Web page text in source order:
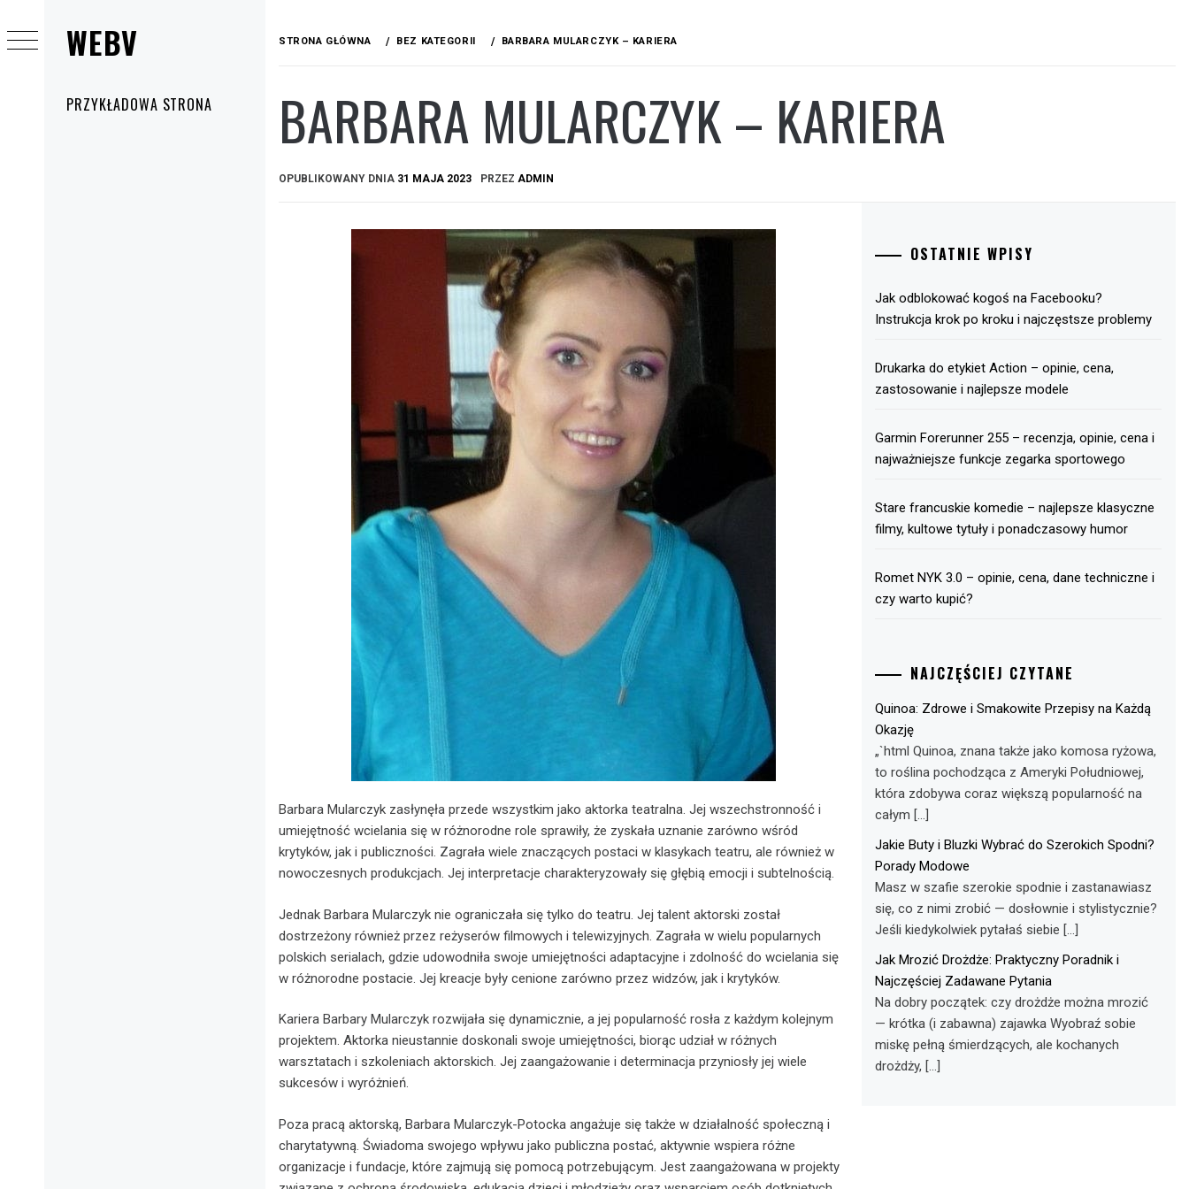
WEBV
głównePRZYKŁADOWA STRONA
do
treści
STRONA GŁÓWNA BEZ KATEGORII BARBARA MULARCZYK – KARIERA
BARBARA MULARCZYK – KARIERA
OPUBLIKOWANY DNIA 31 MAJA 2023 PRZEZ ADMIN
Barbara Mularczyk zasłynęła przede wszystkim jako aktorka teatralna. Jej wszechstronność i
umiejętność wcielania się w różnorodne role sprawiły, że zyskała uznanie zarówno wśród
krytyków, jak i publiczności. Zagrała wiele znaczących postaci w klasykach teatru, ale również w
nowoczesnych produkcjach. Jej interpretacje charakteryzowały się głębią emocji i subtelnością.
Jednak Barbara Mularczyk nie ograniczała się tylko do teatru. Jej talent aktorski został
dostrzeżony również przez reżyserów filmowych i telewizyjnych. Zagrała w wielu popularnych
polskich serialach, gdzie udowodniła swoje umiejętności adaptacyjne i zdolność do wcielania się
w różnorodne postacie. Jej kreacje były cenione zarówno przez widzów, jak i krytyków.
Kariera Barbary Mularczyk rozwijała się dynamicznie, a jej popularność rosła z każdym kolejnym
projektem. Aktorka nieustannie doskonali swoje umiejętności, biorąc udział w różnych
warsztatach i szkoleniach aktorskich. Jej zaangażowanie i determinacja przyniosły jej wiele
sukcesów i wyróżnień.
Poza pracą aktorską, Barbara Mularczyk-Potocka angażuje się także w działalność społeczną i
charytatywną. Świadoma swojego wpływu jako publiczna postać, aktywnie wspiera różne
organizacje i fundacje, które zajmują się pomocą potrzebującym. Jest zaangażowana w projekty
OSTATNIE WPISY
Jak odblokować kogoś na Facebooku?
Instrukcja krok po kroku i najczęstsze problemy
Drukarka do etykiet Action – opinie, cena,
zastosowanie i najlepsze modele
Garmin Forerunner 255 – recenzja, opinie, cena i
najważniejsze funkcje zegarka sportowego
Stare francuskie komedie – najlepsze klasyczne
filmy, kultowe tytuły i ponadczasowy humor
Romet NYK 3.0 – opinie, cena, dane techniczne i
czy warto kupić?
NAJCZĘŚCIEJ CZYTANE
Quinoa: Zdrowe i Smakowite Przepisy na Każdą
Okazję
„`html Quinoa, znana także jako komosa ryżowa,
to roślina pochodząca z Ameryki Południowej,
która zdobywa coraz większą popularność na
całym […]
Jakie Buty i Bluzki Wybrać do Szerokich Spodni?
Porady Modowe
Masz w szafie szerokie spodnie i zastanawiasz
się, co z nimi zrobić — dosłownie i stylistycznie?
Jeśli kiedykolwiek pytałaś siebie […]
Jak Mrozić Drożdże: Praktyczny Poradnik i
Najczęściej Zadawane Pytania
Na dobry początek: czy drożdże można mrozić
— krótka (i zabawna) zajawka Wyobraź sobie
miskę pełną śmierdzących, ale kochanych
drożdży, […]